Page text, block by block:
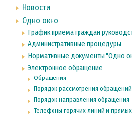
Новости
Одно окно
График приема граждан
Административные процедуры
Нормативные документы "Одно
Электронное обращение
Обращения
Порядок рассмотрения
Порядок направления обращения
Телефоны горячих линий и